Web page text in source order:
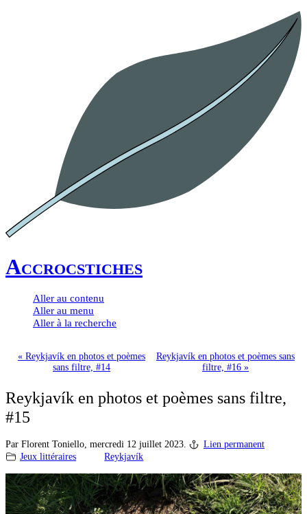
Accrocstiches
Aller au contenu
Aller au menu
Aller à la recherche
« Reykjavík en photos et poèmes
sans filtre, #14
Reykjavík en photos et poèmes sans
filtre, #16 »
Reykjavík en photos et poèmes sans filtre,
#15
Par Florent Toniello, mercredi 12 juillet 2023.
Lien permanent
Jeux littéraires
Reykjavík